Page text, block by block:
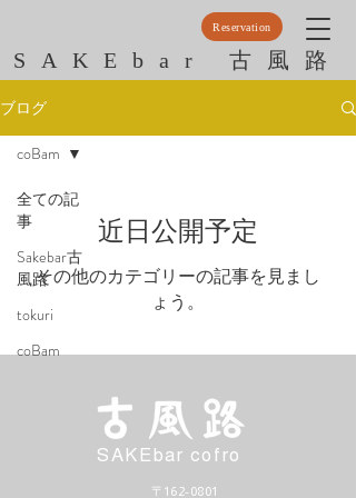
Reservation
SAKEbar 古風路
ブログ
全ての記
事
Sakebar古
風路
tokuri
coBam
coBam
近日公開予定
その他のカテゴリーの記事を見まし
ょう。
​SAKEbar cofro
〒162-0801​